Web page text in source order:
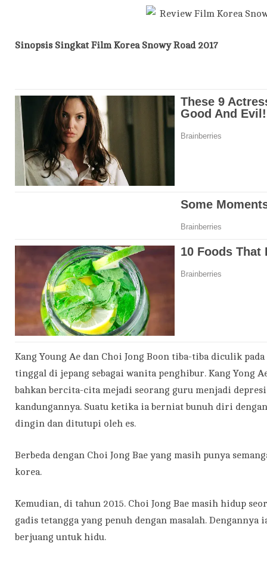
Sinopsis Singkat Film Korea Snowy Road 2017
Kang Young Ae dan Choi Jong Boon tiba-tiba diculik
tinggal di jepang sebagai wanita penghibur. Kang Yong
bahkan bercita-cita mejadi seorang guru menjadi
kandungannya. Suatu ketika ia berniat bunuh diri
dingin dan ditutupi oleh es.
Berbeda dengan Choi Jong Bae yang masih punya
korea.
Kemudian, di tahun 2015. Choi Jong Bae masih hidup
gadis tetangga yang penuh dengan masalah. Dengannya
berjuang untuk hidu.